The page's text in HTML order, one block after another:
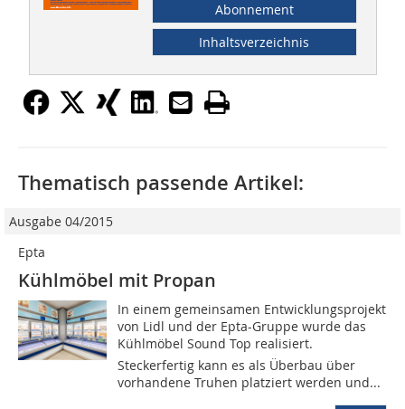
Abonnement
Inhaltsverzeichnis
Thematisch passende Artikel:
Ausgabe 04/2015
Epta
Kühlmöbel mit Propan
In einem gemeinsamen Entwicklungsprojekt
von Lidl und der Epta-Gruppe wurde das
Kühlmöbel Sound Top realisiert.
Steckerfertig kann es als Überbau über
vorhandene Truhen platziert werden und...